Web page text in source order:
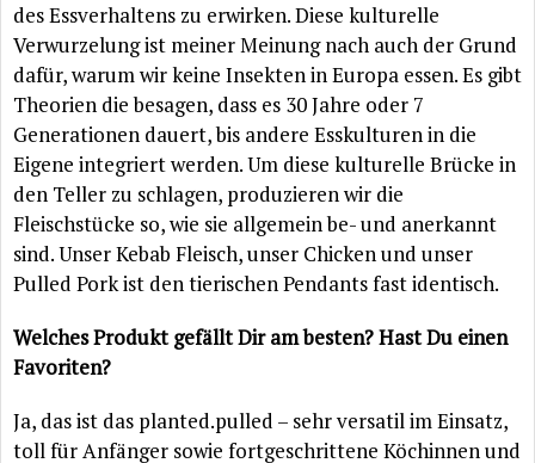
des Essverhaltens zu erwirken. Diese kulturelle
Verwurzelung ist meiner Meinung nach auch der Grund
dafür, warum wir keine Insekten in Europa essen. Es gibt
Theorien die besagen, dass es 30 Jahre oder 7
Generationen dauert, bis andere Esskulturen in die
Eigene integriert werden. Um diese kulturelle Brücke in
den Teller zu schlagen, produzieren wir die
Fleischstücke so, wie sie allgemein be- und anerkannt
sind. Unser Kebab Fleisch, unser Chicken und unser
Pulled Pork ist den tierischen Pendants fast identisch.
Welches Produkt gefällt Dir am besten? Hast Du einen
Favoriten?
Ja, das ist das planted.pulled – sehr versatil im Einsatz,
toll für Anfänger sowie fortgeschrittene Köchinnen und